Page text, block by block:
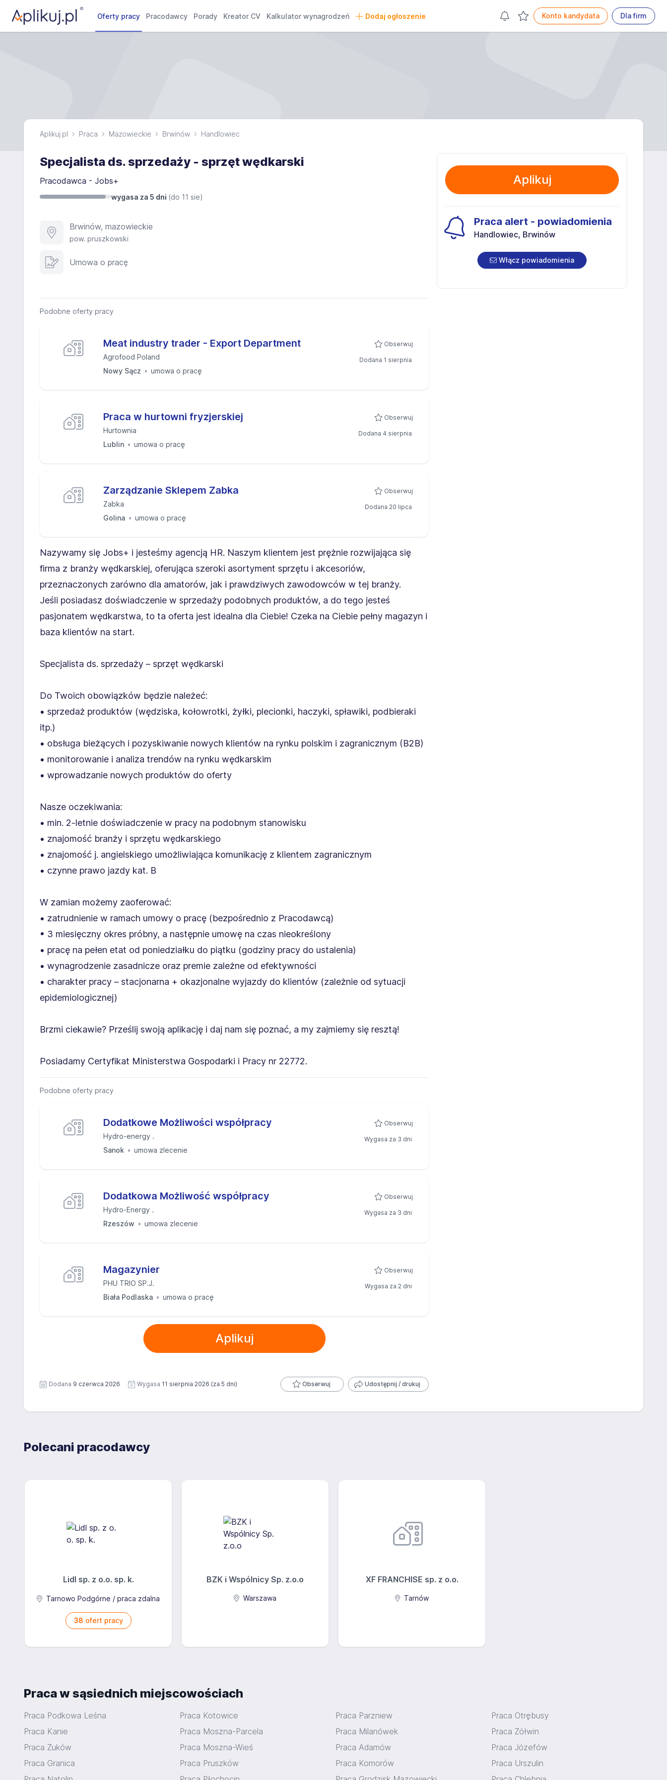
Oferty pracy Pracodawcy Porady Kreator CV Kalkulator wynagrodzeń Dodaj ogłoszenie Konto kandydata Dla firm
Aplikuj.pl Praca Mazowieckie Brwinów Handlowiec
Specjalista ds. sprzedaży - sprzęt wędkarski
Pracodawca - Jobs+
wygasa za 5 dni (do 11 sie)
Brwinów, mazowieckie
pow. pruszkowski
Umowa o pracę
Podobne oferty pracy
Meat industry trader - Export Department
Agrofood Poland
Nowy Sącz
umowa o pracę
Obserwuj
Dodana 1 sierpnia
Praca w hurtowni fryzjerskiej
Hurtownia
Lublin
umowa o pracę
Obserwuj
Dodana 4 sierpnia
Zarządzanie Sklepem Zabka
Zabka
Golina
umowa o pracę
Obserwuj
Dodana 20 lipca
Nazywamy się Jobs+ i jesteśmy agencją HR. Naszym klientem jest prężnie rozwijająca się
firma z branży wędkarskiej, oferująca szeroki asortyment sprzętu i akcesoriów,
przeznaczonych zarówno dla amatorów, jak i prawdziwych zawodowców w tej branży.
Jeśli posiadasz doświadczenie w sprzedaży podobnych produktów, a do tego jesteś
pasjonatem wędkarstwa, to ta oferta jest idealna dla Ciebie! Czeka na Ciebie pełny magazyn i
baza klientów na start.
Specjalista ds. sprzedaży – sprzęt wędkarski
Do Twoich obowiązków będzie należeć:
• sprzedaż produktów (wędziska, kołowrotki, żyłki, plecionki, haczyki, spławiki, podbieraki
itp.)
• obsługa bieżących i pozyskiwanie nowych klientów na rynku polskim i zagranicznym (B2B)
• monitorowanie i analiza trendów na rynku wędkarskim
• wprowadzanie nowych produktów do oferty
Nasze oczekiwania:
• min. 2-letnie doświadczenie w pracy na podobnym stanowisku
• znajomość branży i sprzętu wędkarskiego
• znajomość j. angielskiego umożliwiająca komunikację z klientem zagranicznym
• czynne prawo jazdy kat. B
W zamian możemy zaoferować:
• zatrudnienie w ramach umowy o pracę (bezpośrednio z Pracodawcą)
• 3 miesięczny okres próbny, a następnie umowę na czas nieokreślony
• pracę na pełen etat od poniedziałku do piątku (godziny pracy do ustalenia)
• wynagrodzenie zasadnicze oraz premie zależne od efektywności
• charakter pracy – stacjonarna + okazjonalne wyjazdy do klientów (zależnie od sytuacji
epidemiologicznej)
Brzmi ciekawie? Prześlij swoją aplikację i daj nam się poznać, a my zajmiemy się resztą!
Posiadamy Certyfikat Ministerstwa Gospodarki i Pracy nr 22772.
Podobne oferty pracy
Dodatkowe Możliwości współpracy
Hydro-energy .
Sanok
umowa zlecenie
Obserwuj
Wygasa za 3 dni
Dodatkowa Możliwość współpracy
Hydro-Energy .
Rzeszów
umowa zlecenie
Obserwuj
Wygasa za 3 dni
Magazynier
PHU TRIO SP.J.
Biała Podlaska
umowa o pracę
Obserwuj
Wygasa za 2 dni
Aplikuj
Dodana 9 czerwca 2026 Wygasa 11 sierpnia 2026 (za 5 dni) Obserwuj Udostępnij / drukuj
Aplikuj
Praca alert - powiadomienia
Handlowiec, Brwinów
Włącz powiadomienia
Polecani pracodawcy
Lidl sp. z o.o. sp. k.
Tarnowo Podgórne / praca zdalna
38 ofert pracy
BZK i Wspólnicy Sp. z.o.o
Warszawa
XF FRANCHISE sp. z o.o.
Tarnów
Praca w sąsiednich miejscowościach
Praca Podkowa Leśna Praca Kotowice Praca Parzniew
Praca Otrębusy
Praca Kanie
Praca Moszna-Parcela Praca Milanówek
Praca Żółwin
Praca Żuków
Praca Moszna-Wieś Praca Adamów
Praca Józefów
Praca Granica
Praca Pruszków Praca Komorów
Praca Urszulin